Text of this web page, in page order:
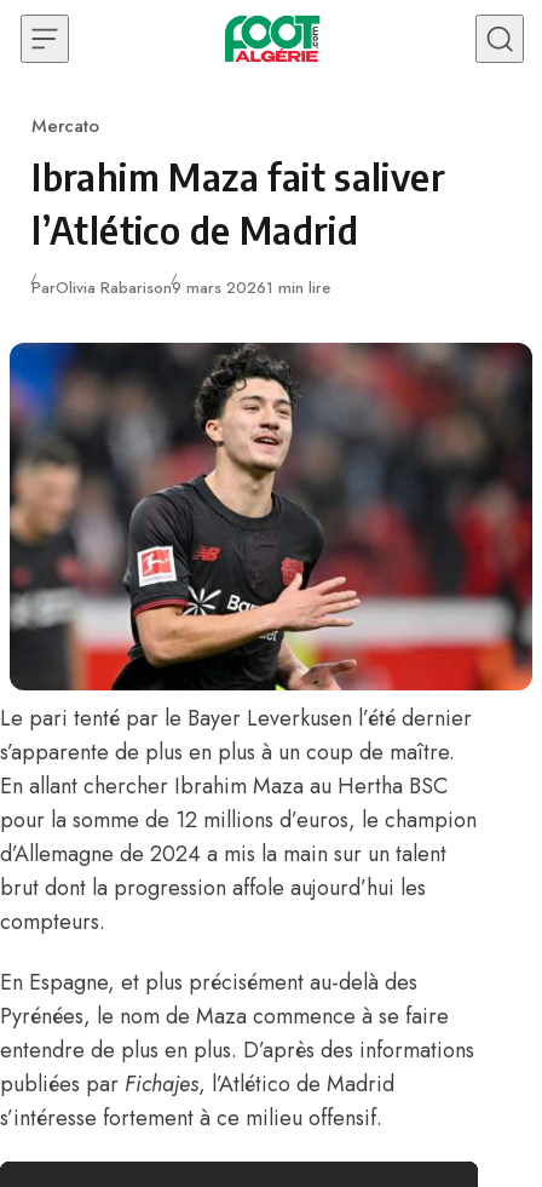
Skip to content
Category
Mercato
Ibrahim Maza fait saliver
l’Atlético de Madrid
ParOlivia RabarisonPublié
9 mars 20261 min lire
Le pari tenté par le Bayer Leverkusen l’été dernier
s’apparente de plus en plus à un coup de maître.
En allant chercher Ibrahim Maza au Hertha BSC
pour la somme de 12 millions d’euros, le champion
d’Allemagne de 2024 a mis la main sur un talent
brut dont la progression affole aujourd’hui les
compteurs.
En Espagne, et plus précisément au-delà des
Pyrénées, le nom de Maza commence à se faire
entendre de plus en plus. D’après des informations
publiées par Fichajes, l’Atlético de Madrid
s’intéresse fortement à ce milieu offensif.